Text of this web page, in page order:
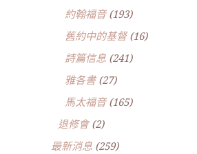
約翰福音(193)
舊約中的基督(16)
詩篇信息 (241)
雅各書(27)
馬太福音(165)
退修會(2)
最新消息 (259)